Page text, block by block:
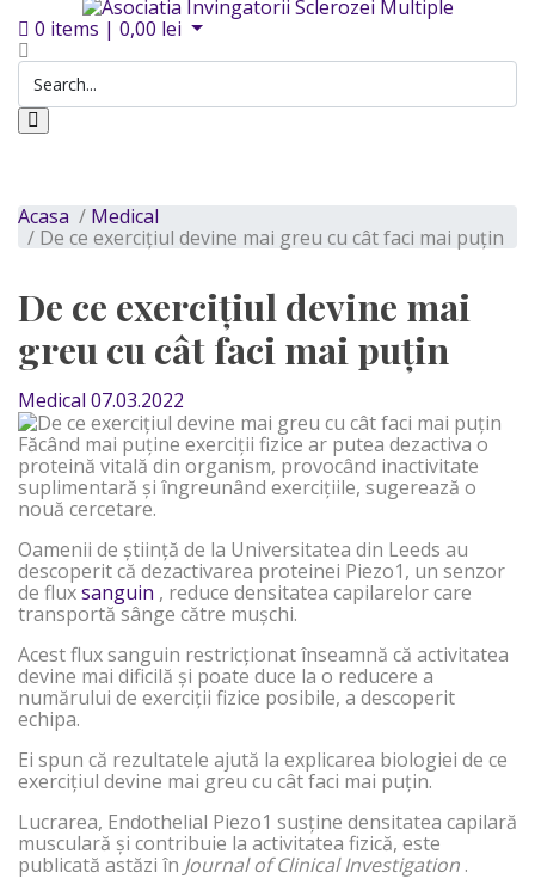
0 items | 0,00 lei
Acasa / Medical
/ De ce exercițiul devine mai greu cu cât faci mai puțin
De ce exercițiul devine mai
greu cu cât faci mai puțin
Medical 07.03.2022
Făcând mai puține exerciții fizice ar putea dezactiva o
proteină vitală din organism, provocând inactivitate
suplimentară și îngreunând exercițiile, sugerează o
nouă cercetare.
Oamenii de știință de la Universitatea din Leeds au
descoperit că dezactivarea proteinei Piezo1, un senzor
de fluxsanguin , reduce densitatea capilarelor care
transportă sânge către mușchi.
Acest flux sanguin restricționat înseamnă că activitatea
devine mai dificilă și poate duce la o reducere a
numărului de exerciții fizice posibile, a descoperit
echipa.
Ei spun că rezultatele ajută la explicarea biologiei de ce
exercițiul devine mai greu cu cât faci mai puțin.
Lucrarea, Endothelial Piezo1 susține densitatea capilară
musculară și contribuie la activitatea fizică, este
publicată astăzi în Journal of Clinical Investigation .